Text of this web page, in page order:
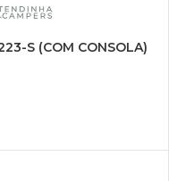
S (COM CONSOLA)